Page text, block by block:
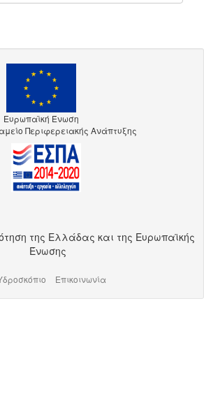
Ευρωπαϊκή Ένωση
Περιφερειακής Ανάπτυξης
της Ελλάδας και της Ευρωπαϊκής
Ένωσης
Επικοινωνία